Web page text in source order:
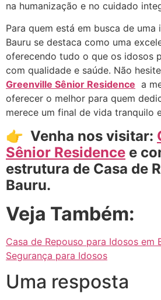
na humanização e no cuidado
Para quem está em busca de
Bauru se destaca como uma
oferecendo tudo o que os idosos
com qualidade e saúde. Não
Greenville Sênior Residence a
oferecer o melhor para quem
merece um final de vida tranquilo
👉 Venha nos visitar:
Sênior Residence e
estrutura de Casa de
Bauru.
Veja Também:
Casa de Repouso para Idosos em
Segurança para Idosos
Uma resposta